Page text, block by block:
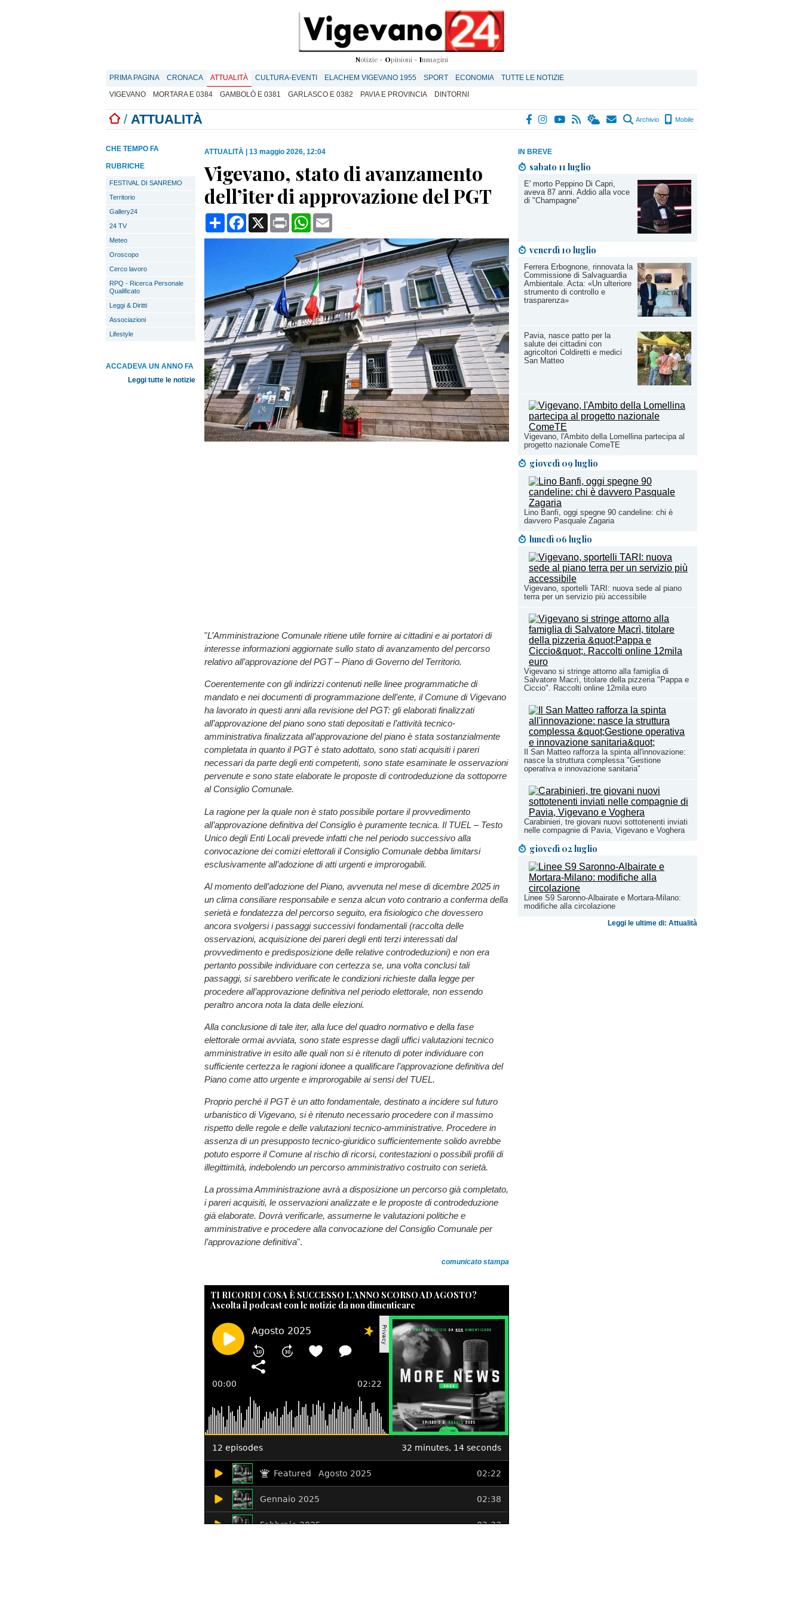
Notizie - Opinioni - Immagini
PRIMA PAGINA CRONACA ATTUALITÀ CULTURA-EVENTI ELACHEM VIGEVANO 1955 SPORT ECONOMIA
TUTTE LE NOTIZIE
VIGEVANO
MORTARA E 0384 GAMBOLÒ E 0381 GARLASCO E 0382 PAVIA E PROVINCIA DINTORNI
/ ATTUALITÀ Archivio Mobile
IN BREVE
sabato 11 luglio
E' morto Peppino Di Capri,
aveva 87 anni. Addio alla voce
di "Champagne"
venerdì 10 luglio
Ferrera Erbognone, rinnovata la
Commissione di Salvaguardia
Ambientale. Acta: «Un ulteriore
strumento di controllo e
trasparenza»
Pavia, nasce patto per la
salute dei cittadini con
agricoltori Coldiretti e medici
San Matteo
Vigevano, l'Ambito della Lomellina partecipa al
progetto nazionale ComeTE
giovedì 09 luglio
Lino Banfi, oggi spegne 90 candeline: chi è
davvero Pasquale Zagaria
lunedì 06 luglio
Vigevano, sportelli TARI: nuova sede al piano
terra per un servizio più accessibile
Vigevano si stringe attorno alla famiglia di
Salvatore Macrì, titolare della pizzeria "Pappa e
Ciccio". Raccolti online 12mila euro
Il San Matteo rafforza la spinta all'innovazione:
nasce la struttura complessa "Gestione
operativa e innovazione sanitaria"
Carabinieri, tre giovani nuovi sottotenenti inviati
nelle compagnie di Pavia, Vigevano e Voghera
giovedì 02 luglio
Linee S9 Saronno-Albairate e Mortara-Milano:
modifiche alla circolazione
Leggi le ultime di: Attualità
CHE TEMPO FA
RUBRICHE
FESTIVAL DI SANREMO
Territorio
Gallery24
24 TV
Meteo
Oroscopo
Cerco lavoro
RPQ - Ricerca Personale
Qualificato
Leggi & Diritti
Associazioni
Lifestyle
ACCADEVA UN ANNO FA
Leggi tutte le notizie
ATTUALITÀ 13 maggio 2026, 12:04
Vigevano, stato di avanzamento
dell’iter di approvazione del PGT
CondividiFacebook
X Print WhatsApp
"L’Amministrazione Comunale ritiene utile fornire ai cittadini e ai portatori di
interesse informazioni aggiornate sullo stato di avanzamento del percorso
relativo all’approvazione del PGT – Piano di Governo del Territorio.
Coerentemente con gli indirizzi contenuti nelle linee programmatiche di
mandato e nei documenti di programmazione dell’ente, il Comune di Vigevano
ha lavorato in questi anni alla revisione del PGT: gli elaborati finalizzati
all’approvazione del piano sono stati depositati e l’attività tecnico-
amministrativa finalizzata all’approvazione del piano è stata sostanzialmente
completata in quanto il PGT è stato adottato, sono stati acquisiti i pareri
necessari da parte degli enti competenti, sono state esaminate le osservazioni
pervenute e sono state elaborate le proposte di controdeduzione da sottoporre
al Consiglio Comunale.
La ragione per la quale non è stato possibile portare il provvedimento
all’approvazione definitiva del Consiglio è puramente tecnica. Il TUEL – Testo
Unico degli Enti Locali prevede infatti che nel periodo successivo alla
convocazione dei comizi elettorali il Consiglio Comunale debba limitarsi
esclusivamente all’adozione di atti urgenti e improrogabili.
Al momento dell’adozione del Piano, avvenuta nel mese di dicembre 2025 in
un clima consiliare responsabile e senza alcun voto contrario a conferma della
serietà e fondatezza del percorso seguito, era fisiologico che dovessero
ancora svolgersi i passaggi successivi fondamentali (raccolta delle
osservazioni, acquisizione dei pareri degli enti terzi interessati dal
provvedimento e predisposizione delle relative controdeduzioni) e non era
pertanto possibile individuare con certezza se, una volta conclusi tali
passaggi, si sarebbero verificate le condizioni richieste dalla legge per
procedere all’approvazione definitiva nel periodo elettorale, non essendo
peraltro ancora nota la data delle elezioni.
Alla conclusione di tale iter, alla luce del quadro normativo e della fase
elettorale ormai avviata, sono state espresse dagli uffici valutazioni tecnico
amministrative in esito alle quali non si è ritenuto di poter individuare con
sufficiente certezza le ragioni idonee a qualificare l’approvazione definitiva del
Piano come atto urgente e improrogabile ai sensi del TUEL.
Proprio perché il PGT è un atto fondamentale, destinato a incidere sul futuro
urbanistico di Vigevano, si è ritenuto necessario procedere con il massimo
rispetto delle regole e delle valutazioni tecnico-amministrative. Procedere in
assenza di un presupposto tecnico-giuridico sufficientemente solido avrebbe
potuto esporre il Comune al rischio di ricorsi, contestazioni o possibili profili di
illegittimità, indebolendo un percorso amministrativo costruito con serietà.
La prossima Amministrazione avrà a disposizione un percorso già completato,
i pareri acquisiti, le osservazioni analizzate e le proposte di controdeduzione
già elaborate. Dovrà verificarle, assumerne le valutazioni politiche e
amministrative e procedere alla convocazione del Consiglio Comunale per
l’approvazione definitiva".
comunicato stampa
TI RICORDI COSA È SUCCESSO L’ANNO SCORSO AD AGOSTO?
Ascolta il podcast con le notizie da non dimenticare